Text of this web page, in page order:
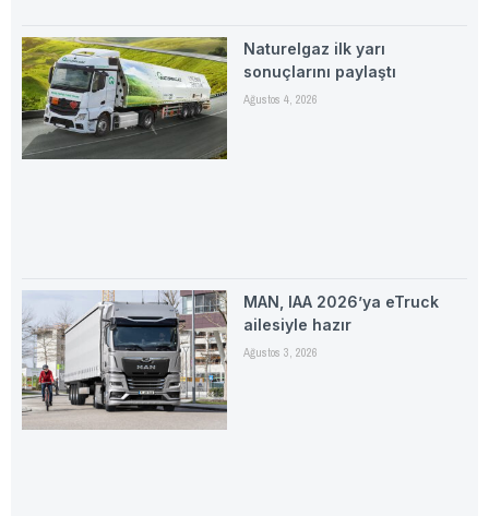
Naturelgaz ilk yarı
sonuçlarını paylaştı
Ağustos 4, 2026
MAN, IAA 2026’ya eTruck
ailesiyle hazır
Ağustos 3, 2026